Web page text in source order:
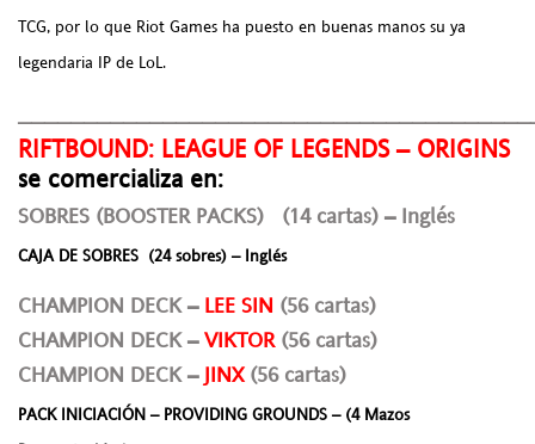
TCG, por lo que Riot Games ha puesto en buenas manos su ya
legendaria IP de LoL.
RIFTBOUND: LEAGUE OF LEGENDS – ORIGINS
se comercializa en:
SOBRES (BOOSTER PACKS) (14 cartas) – Inglés
CAJA DE SOBRES (24 sobres) – Inglés
CHAMPION DECK – LEE SIN (56 cartas)
CHAMPION DECK –VIKTOR (56 cartas)
CHAMPION DECK – JINX (56 cartas)
PACK INICIACIÓN – PROVIDING GROUNDS – (4 Mazos